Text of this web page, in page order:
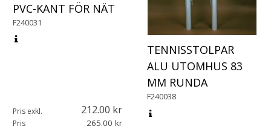
PVC-KANT FÖR NÄT
F240031
Pris exkl. 212.00
Pris 265.00
TENNISSTOLPAR
ALU UTOMHUS 83
MM RUNDA
F240038